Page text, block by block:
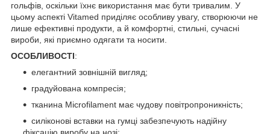
гольфів, оскільки їхнє використання має бути тривалим. У
цьому аспекті Vitamed приділяє особливу увагу, створюючи не
лише ефективні продукти, а й комфортні, стильні, сучасні
вироби, які приємно одягати та носити.
ОСОБЛИВОСТІ:
елегантний зовнішній вигляд;
градуйована компресія;
тканина Microfilament має чудову повітропроникність;
силіконові вставки на гумці забезпечують надійну
фіксацію виробу на нозі;